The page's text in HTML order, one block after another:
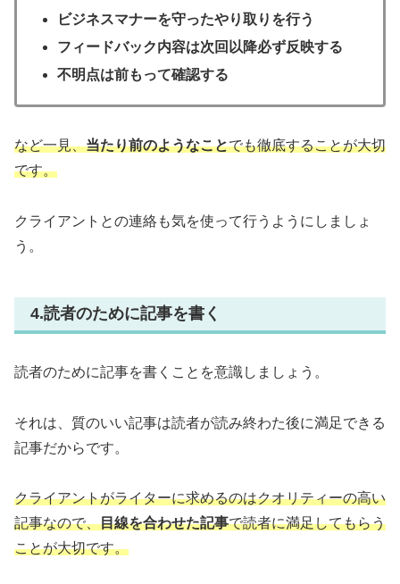
ビジネスマナーを守ったやり取りを行う
フィードバック内容は次回以降必ず反映する
不明点は前もって確認する
など一見、当たり前のようなことでも徹底することが大切
です。
クライアントとの連絡も気を使って行うようにしましょ
う。
4.読者のために記事を書く
読者のために記事を書くことを意識しましょう。
それは、質のいい記事は読者が読み終わた後に満足できる
記事だからです。
クライアントがライターに求めるのはクオリティーの高い
記事なので、目線を合わせた記事で読者に満足してもらう
ことが大切です。